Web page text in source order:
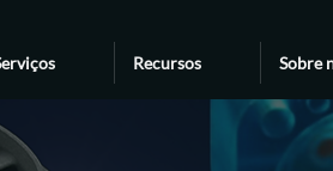
Recursos Sobre